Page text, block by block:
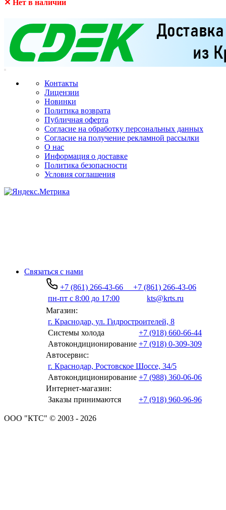
✕ Нет в наличии
Контакты
Лицензии
Новинки
Политика возврата
Публичная оферта
Согласие на обработку персональных данных
Согласие на получение рекламной рассылки
О нас
Информация о доставке
Политика безопасности
Условия соглашения
Связаться с нами
+7 (861) 266-43-66
+7 (861) 266-43-06
пн-пт с 8:00 до 17:00
kts@krts.ru
Магазин:
г. Краснодар, ул. Гидростроителей, 8
Системы холода
+7 (918) 660-66-44
Автокондиционирование +7 (918) 0-309-309
Автосервис:
г. Краснодар, Ростовское Шоссе, 34/5
Автокондиционирование +7 (988) 360-06-06
Интернет-магазин:
Заказы принимаются
+7 (918) 960-96-96
ООО "КТС" © 2003 - 2026